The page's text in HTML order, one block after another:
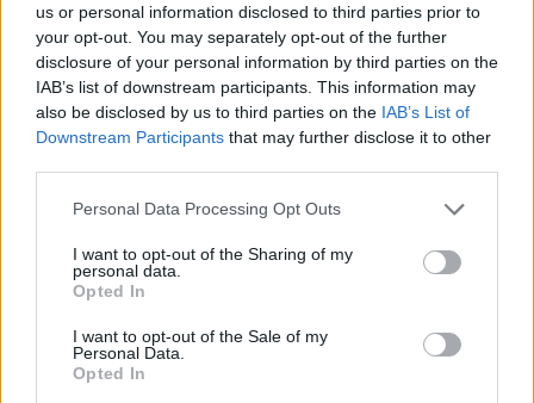
us or personal information disclosed to third parties prior to
your opt-out. You may separately opt-out of the further
disclosure of your personal information by third parties on the
IAB’s list of downstream participants. This information may
also be disclosed by us to third parties on the IAB’s List of
Downstream Participants that may further disclose it to other
Please note that this website/app uses one or more Google
not limited to your visit or usage behaviour. You may click to
grant or deny consent to Google and its third-party tags to
use your data for below specified purposes in below Google
consent section.
Personal Data Processing Opt Outs
I want to opt-out of the Sharing of my
personal data.
Opted In
I want to opt-out of the Sale of my
Personal Data.
Opted In
tovább
Családi - és gyerekelőadások a Bethlen Téri
Színházban
2024. 02. 06.